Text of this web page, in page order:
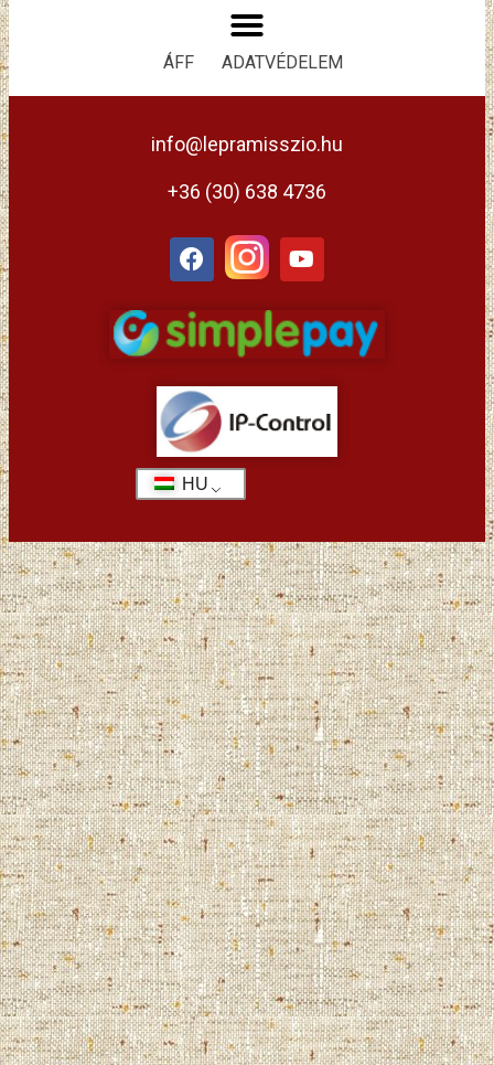
ÁFF ADATVÉDELEM
info@lepramisszio.hu
+36 (30) 638 4736
HU